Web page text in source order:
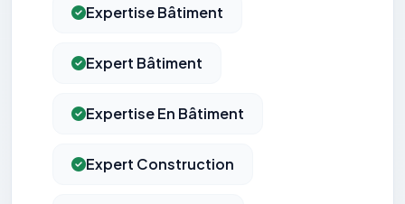
Expertise Bâtiment
Expert Bâtiment
Expertise En Bâtiment
Expert Construction